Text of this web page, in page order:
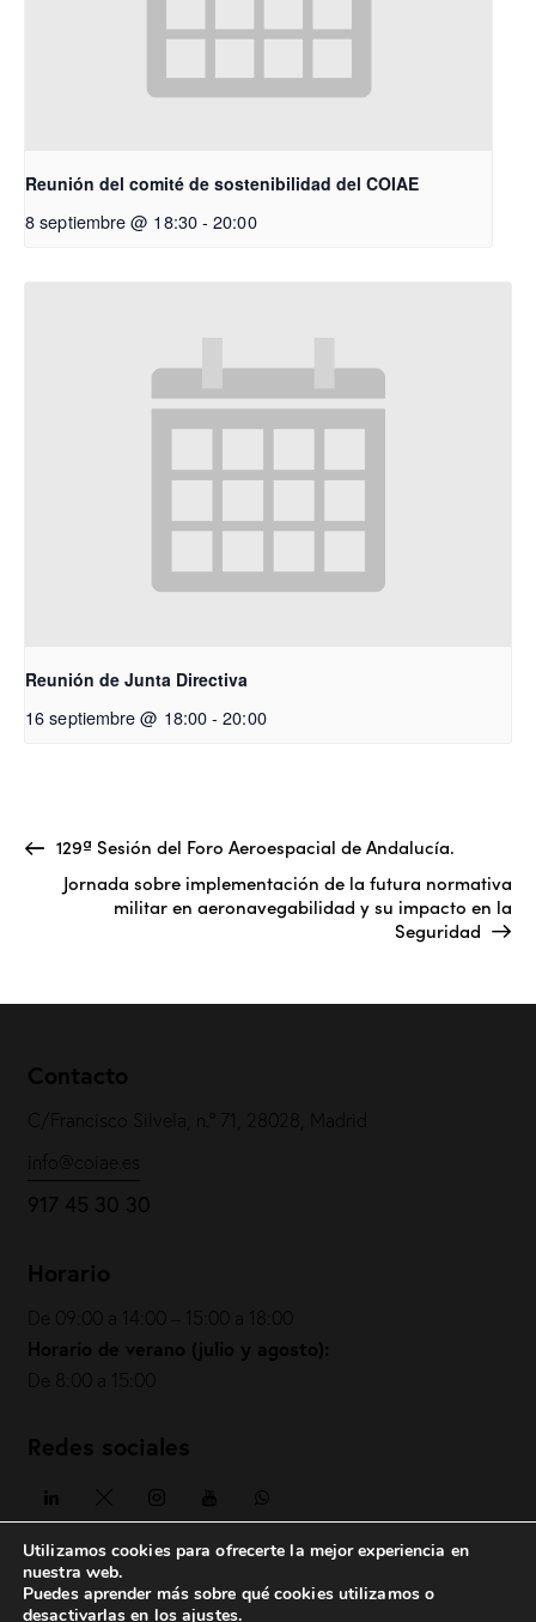
Reunión del comité de sostenibilidad del COIAE
8 septiembre @ 18:30- 20:00
Reunión de Junta Directiva
16 septiembre @ 18:00- 20:00
129ª Sesión del Foro Aeroespacial de Andalucía.
Jornada sobre implementación de la futura normativa
militar en aeronavegabilidad y su impacto en la
Seguridad
Contacto
C/Francisco Silvela, n.º 71, 28028, Madrid
917 45 30 30
Horario
De 09:00 a 14:00 – 15:00 a 18:00
Horario de verano (julio y agosto):
De 8:00 a 15:00
Redes sociales
COIAE© 2026. Todos los derechos reservados
Utilizamos cookies para ofrecerte la mejor experiencia en
nuestra web.
Puedes aprender más sobre qué cookies utilizamos o
desactivarlas en losajustes.